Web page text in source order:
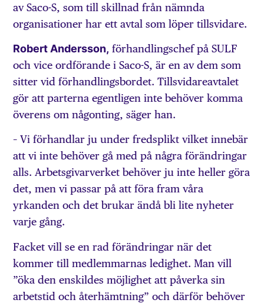
av Saco-S, som till skillnad från nämnda
organisationer har ett avtal som löper tillsvidare.
Robert Andersson, förhandlingschef på SULF
och vice ordförande i Saco-S, är en av dem som
sitter vid förhandlingsbordet. Tillsvidareavtalet
gör att parterna egentligen inte behöver komma
överens om någonting, säger han.
– Vi förhandlar ju under fredsplikt vilket innebär
att vi inte behöver gå med på några förändringar
alls. Arbetsgivarverket behöver ju inte heller göra
det, men vi passar på att föra fram våra
yrkanden och det brukar ändå bli lite nyheter
varje gång.
Facket vill se en rad förändringar när det
kommer till medlemmarnas ledighet. Man vill
”öka den enskildes möjlighet att påverka sin
arbetstid och återhämtning” och därför behöver